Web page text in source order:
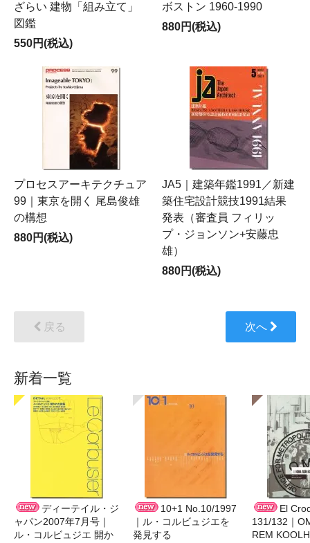
ざらい 建物「組み立て」
図鑑
550円(税込)
ボストン 1960-1990
880円(税込)
プロセスアーキテクチュア
99｜東京を開く 尾島俊雄
の構想
880円(税込)
JA5｜建築年鑑1991／新建
築住宅設計競技1991結果
発表（審査員 フィリッ
プ・ジョンソン+安藤忠
雄）
880円(税込)
戻る 次へ
新着一覧
ディーテイル・ジ
ャパン2007年7月号｜
ル・コルビュジエ 開か
10+1 No.10/1997
｜ル・コルビュジエを
発見する
El
131/132｜
REM